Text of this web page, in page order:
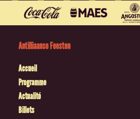
Antilliaanse Feesten
Accueil
Programme
Actualité
Billets